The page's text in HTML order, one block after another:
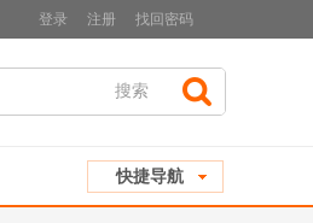
登录 注册 找回密码
搜索
快捷导航